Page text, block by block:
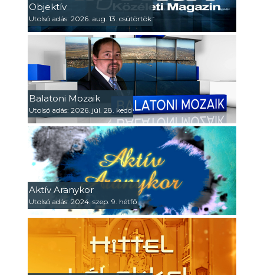
Objektív
Utolsó adás: 2026. aug. 13. csütörtök
Balatoni Mozaik
Utolsó adás: 2026. júl. 28. kedd
Aktív Aranykor
Utolsó adás: 2024. szep. 9. hétfő